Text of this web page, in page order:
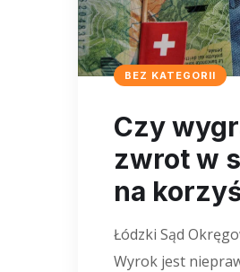
BEZ KATEGORII
Czy
zwrot w
na
Łódzki Sąd
Wyrok jest